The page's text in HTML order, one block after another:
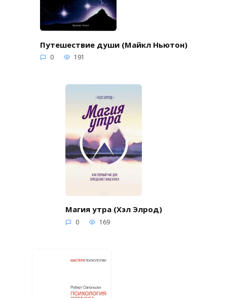
Путешествие души (Майкл Ньютон)
0 191
Магия утра (Хэл Элрод)
0 169